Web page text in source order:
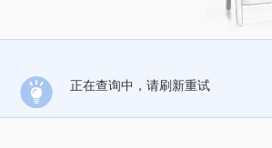
正在查询中，请刷新重试